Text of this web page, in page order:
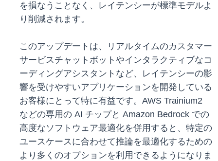
を損なうことなく、レイテンシーが標準モデルよ
り削減されます。
このアップデートは、リアルタイムのカスタマー
サービスチャットボットやインタラクティブなコ
ーディングアシスタントなど、レイテンシーの影
響を受けやすいアプリケーションを開発している
お客様にとって特に有益です。AWS Trainium2
などの専用の AI チップと Amazon Bedrock での
高度なソフトウェア最適化を併用すると、特定の
ユースケースに合わせて推論を最適化するための
より多くのオプションを利用できるようになりま